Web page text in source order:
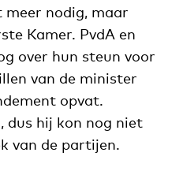
meer nodig, maar
Kamer. PvdA en
over hun steun voor
van de minister
opvat.
dus hij kon nog niet
van de partijen.